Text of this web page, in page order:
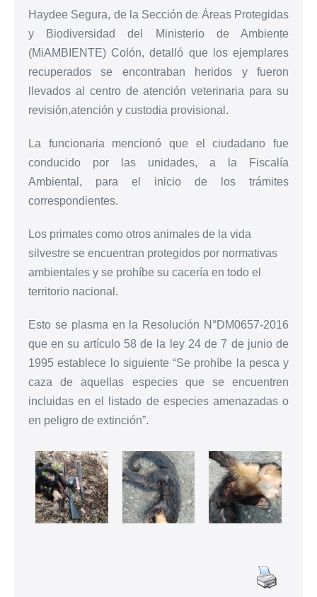
Haydee Segura, de la Sección de Áreas Protegidas
y Biodiversidad del Ministerio de Ambiente
(MiAMBIENTE) Colón, detalló que los ejemplares
recuperados se encontraban heridos y fueron
llevados al centro de atención veterinaria para su
revisión,atención y custodia provisional.
La funcionaria mencionó que el ciudadano fue
conducido por las unidades, a la Fiscalía
Ambiental, para el inicio de los trámites
correspondientes.
Los primates como otros animales de la vida
silvestre se encuentran protegidos por normativas
ambientales y se prohíbe su cacería en todo el
territorio nacional.
Esto se plasma en la Resolución N°DM0657-2016
que en su artículo 58 de la ley 24 de 7 de junio de
1995 establece lo siguiente “Se prohíbe la pesca y
caza de aquellas especies que se encuentren
incluidas en el listado de especies amenazadas o
en peligro de extinción”.